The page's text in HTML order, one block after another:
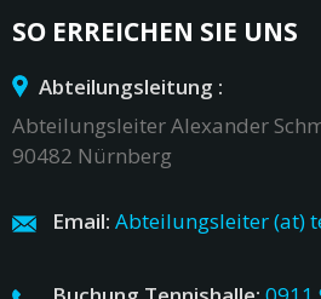
SO ERREICHEN SIE UNS
Abteilungsleitung :
Abteilungsleiter Alexander
90482 Nürnberg
Email: Abteilungsleiter (at)